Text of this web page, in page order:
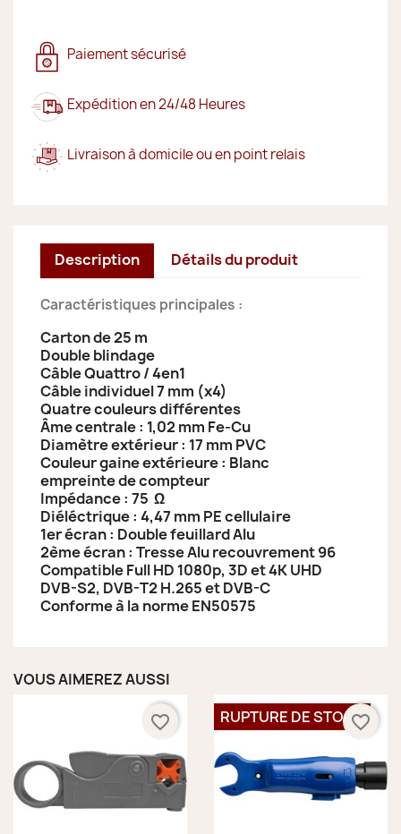
Paiement sécurisé
Expédition en 24/48 Heures
Livraison à domicile ou en point relais
Description Détails du produit
Caractéristiques principales :
Carton de 25 m
Double blindage
Câble Quattro / 4en1
Câble individuel 7 mm (x4)
Quatre couleurs différentes
Âme centrale : 1,02 mm Fe-Cu
Diamètre extérieur : 17 mm PVC
Couleur gaine extérieure : Blanc
empreinte de compteur
Impédance : 75 Ω
Diéléctrique : 4,47 mm PE cellulaire
1er écran : Double feuillard Alu
2ème écran : Tresse Alu recouvrement 96
Compatible Full HD 1080p, 3D et 4K UHD
DVB-S2, DVB-T2 H.265 et DVB-C
Conforme à la norme EN50575
VOUS AIMEREZ AUSSI
favorite_border RUPTURE DE STOCK
favorite_border